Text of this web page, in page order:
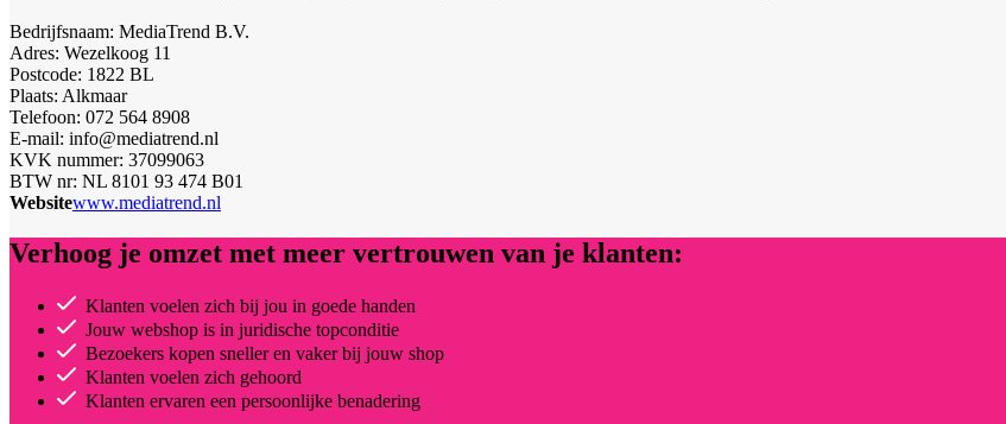
Bedrijfsnaam: MediaTrend B.V.
Adres: Wezelkoog 11
Postcode: 1822 BL
Plaats: Alkmaar
Telefoon: 072 564 8908
E-mail: info@mediatrend.nl
KVK nummer: 37099063
BTW nr: NL 8101 93 474 B01
Websitewww.mediatrend.nl
Verhoog je omzet met meer vertrouwen van je klanten:
Klanten voelen zich bij jou in goede handen
Jouw webshop is in juridische topconditie
Bezoekers kopen sneller en vaker bij jouw shop
Klanten voelen zich gehoord
Klanten ervaren een persoonlijke benadering